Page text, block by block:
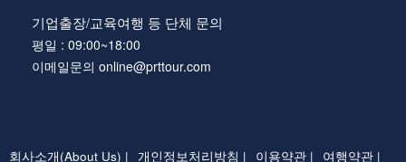
기업출장/교육여행 등 단체 문의
평일 : 09:00~18:00
이메일문의 online@prttour.com
회사소개(About Us) | 개인정보처리방침 | 이용약관 | 여행약관 |